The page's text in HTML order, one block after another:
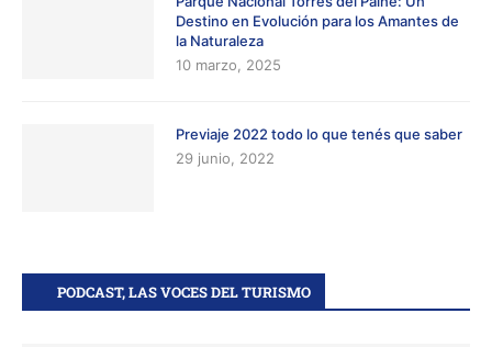
Destino en Evolución para los Amantes de
la Naturaleza
10 marzo, 2025
Previaje 2022 todo lo que tenés que saber
29 junio, 2022
PODCAST, LAS VOCES DEL TURISMO